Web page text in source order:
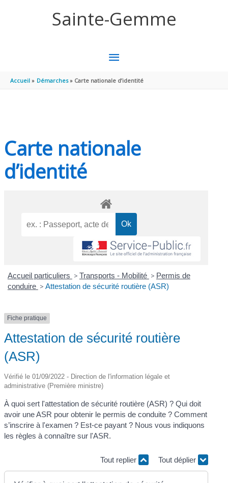
Sainte-Gemme
MENU
PRINCIPAL
Accueil Démarches Carte nationale d’identité
Carte nationale
d’identité
Accueil particuliers > Transports - Mobilité > Permis de
conduire > Attestation de sécurité routière (ASR)
Fiche pratique
Attestation de sécurité routière
(ASR)
Vérifié le 01/09/2022 - Direction de l'information légale et
administrative (Première ministre)
À quoi sert l'attestation de sécurité routière (ASR) ? Qui doit
avoir une ASR pour obtenir le permis de conduite ? Comment
s’inscrire à l'examen ? Est-ce payant ? Nous vous indiquons
les règles à connaître sur l'ASR.
Tout replier Tout déplier